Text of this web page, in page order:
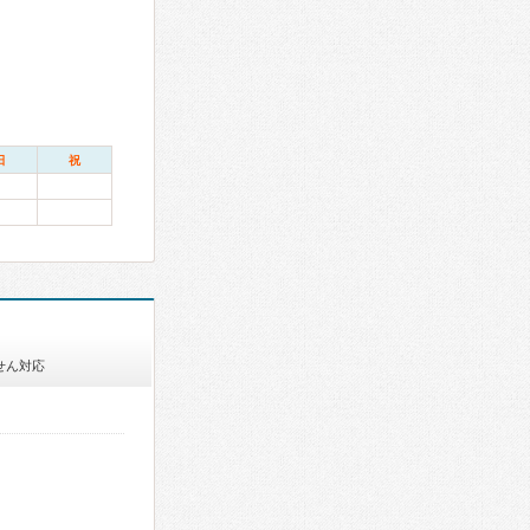
祝
ん対応